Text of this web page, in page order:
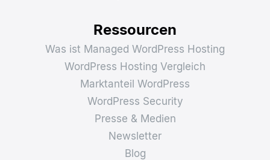
Ressourcen
Was ist Managed WordPress Hosting
WordPress Hosting Vergleich
Marktanteil WordPress
WordPress Security
Presse & Medien
Newsletter
Blog